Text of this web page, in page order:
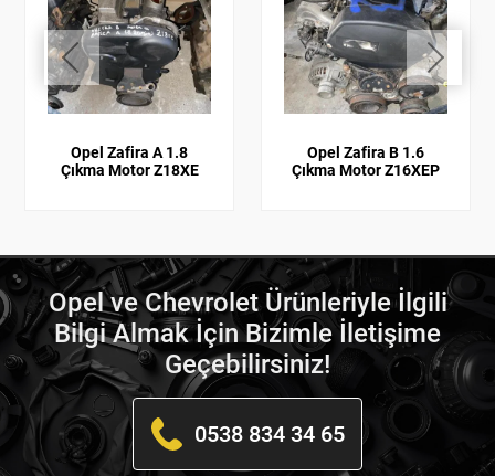
Opel Zafira A 1.8
Çıkma Motor Z18XE
Opel Zafira B 1.6
Çıkma Motor Z16XEP
Opel ve Chevrolet Ürünleriyle İlgili
Bilgi Almak İçin Bizimle İletişime
Geçebilirsiniz!
0538 834 34 65